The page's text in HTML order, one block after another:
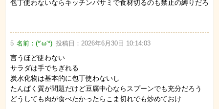
包丁使わないならキッチンバサミで食材切るのも禁止の縛りだろ
5 名前：(*‘ω‘*) 投稿日： 2026年6月30日 10:14:03
言うほど使わない
サラダは手でちぎれる
炭水化物は基本的に包丁使わないし
たんぱく質が問題だけど豆腐中心ならスプーンでも充分だろう
どうしても肉が食べたかったらこま切れでも炒めておけ